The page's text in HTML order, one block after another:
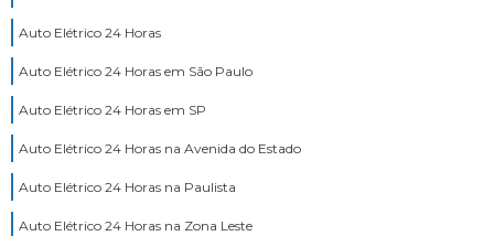
Auto Elétrico 24 Horas
Auto Elétrico 24 Horas em São Paulo
Auto Elétrico 24 Horas em SP
Auto Elétrico 24 Horas na Avenida do Estado
Auto Elétrico 24 Horas na Paulista
Auto Elétrico 24 Horas na Zona Leste